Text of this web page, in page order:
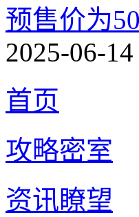
预售价为
2025-06-14
首页
攻略密室
资讯瞭望